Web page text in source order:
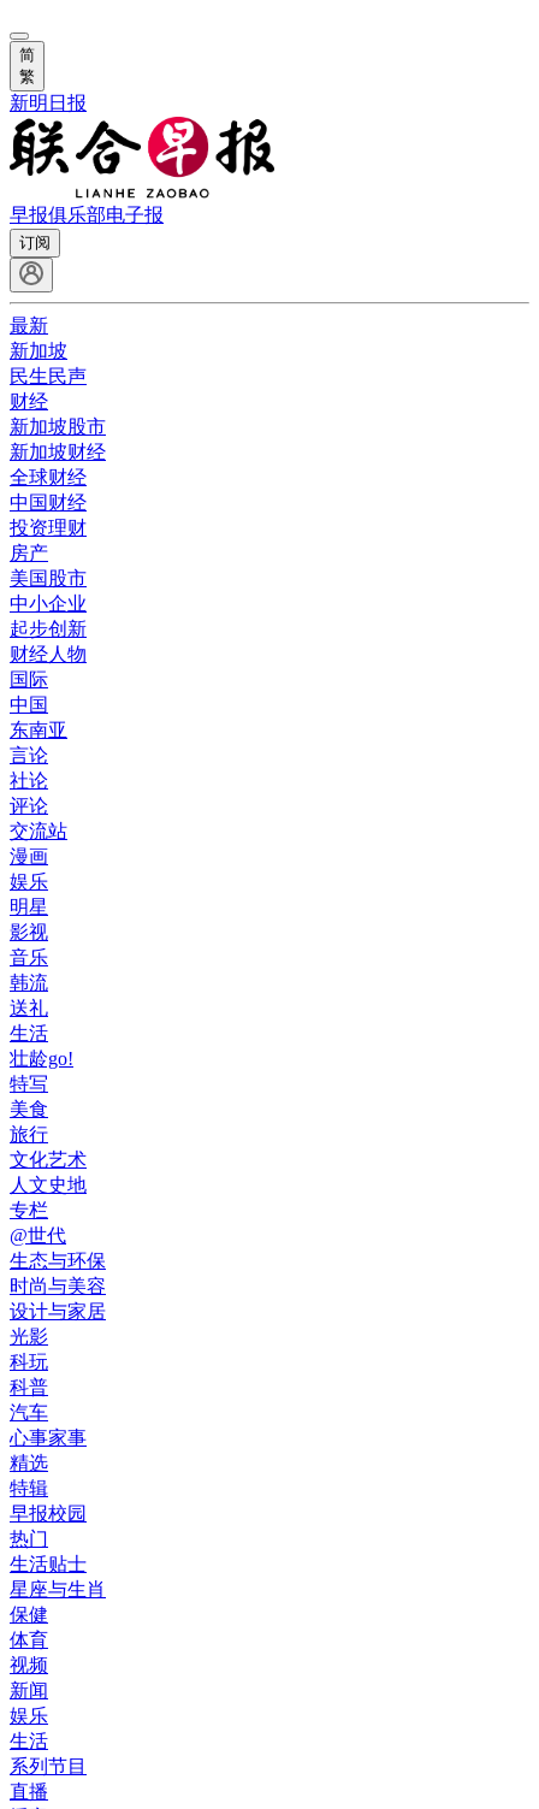
简
繁
新明日报
早报俱乐部电子报
订阅
最新
新加坡
民生民声
财经
新加坡股市
新加坡财经
全球财经
中国财经
投资理财
房产
美国股市
中小企业
起步创新
财经人物
国际
中国
东南亚
言论
社论
评论
交流站
漫画
娱乐
明星
影视
音乐
韩流
送礼
生活
壮龄go!
特写
美食
旅行
文化艺术
人文史地
专栏
@世代
生态与环保
时尚与美容
设计与家居
光影
科玩
科普
汽车
心事家事
精选
特辑
早报校园
热门
生活贴士
星座与生肖
保健
体育
视频
新闻
娱乐
生活
系列节目
直播